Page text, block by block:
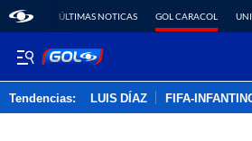
ÚLTIMAS NOTICAS GOL CARACOL
Tendencias: LUIS DÍAZ FIFA-